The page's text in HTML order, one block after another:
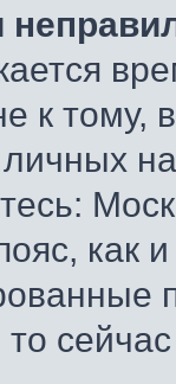
к тому,
как